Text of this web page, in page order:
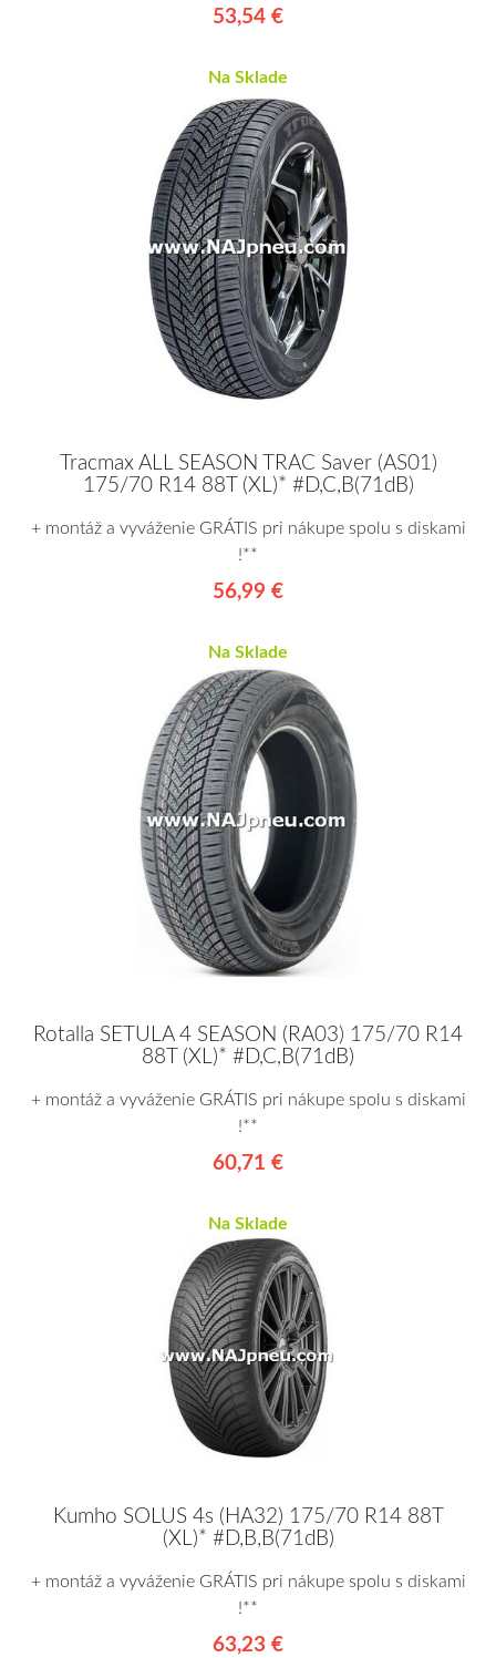
53,54 €
Na Sklade
Tracmax ALL SEASON TRAC Saver (AS01)
175/70 R14 88T (XL)* #D,C,B(71dB)
+ montáž a vyváženie GRÁTIS pri nákupe spolu s diskami
!**
56,99 €
Na Sklade
Rotalla SETULA 4 SEASON (RA03) 175/70 R14
88T (XL)* #D,C,B(71dB)
+ montáž a vyváženie GRÁTIS pri nákupe spolu s diskami
!**
60,71 €
Na Sklade
Kumho SOLUS 4s (HA32) 175/70 R14 88T
(XL)* #D,B,B(71dB)
+ montáž a vyváženie GRÁTIS pri nákupe spolu s diskami
!**
63,23 €